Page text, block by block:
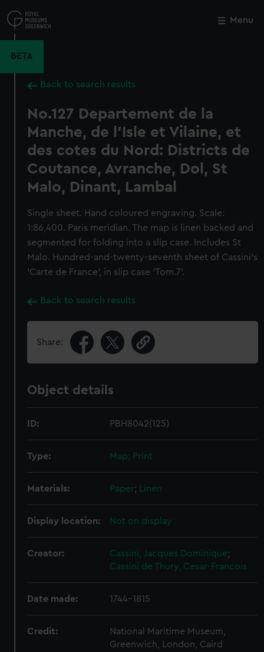
to
main
Menu
BETA
Back to search results
No.127 Departement de la
Manche, de l'Isle et Vilaine, et
des cotes du Nord: Districts de
Coutance, Avranche, Dol, St
Malo, Dinant, Lambal
Single sheet. Hand coloured engraving. Scale:
1:86,400. Paris meridian. The map is linen backed and
segmented for folding into a slip case. Includes St
Malo. Hundred-and-twenty-seventh sheet of Cassini's
'Carte de France', in slip case 'Tom.7'.
Back to search results
Share:
Object details
ID: PBH8042(125)
Type: Map; Print
Materials: Paper; Linen
Display location: Not on display
Creator: Cassini, Jacques Dominique;
Cassini de Thury, Cesar-Francois
Date made: 1744-1815
Credit:
National Maritime Museum,
Greenwich, London, Caird
Close